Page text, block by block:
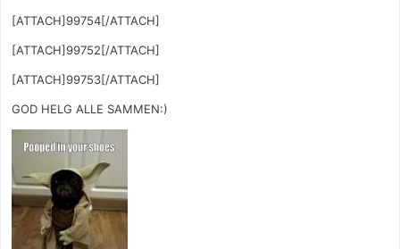
[ATTACH]99754[/ATTACH]
[ATTACH]99752[/ATTACH]
[ATTACH]99753[/ATTACH]
GOD HELG ALLE SAMMEN:)